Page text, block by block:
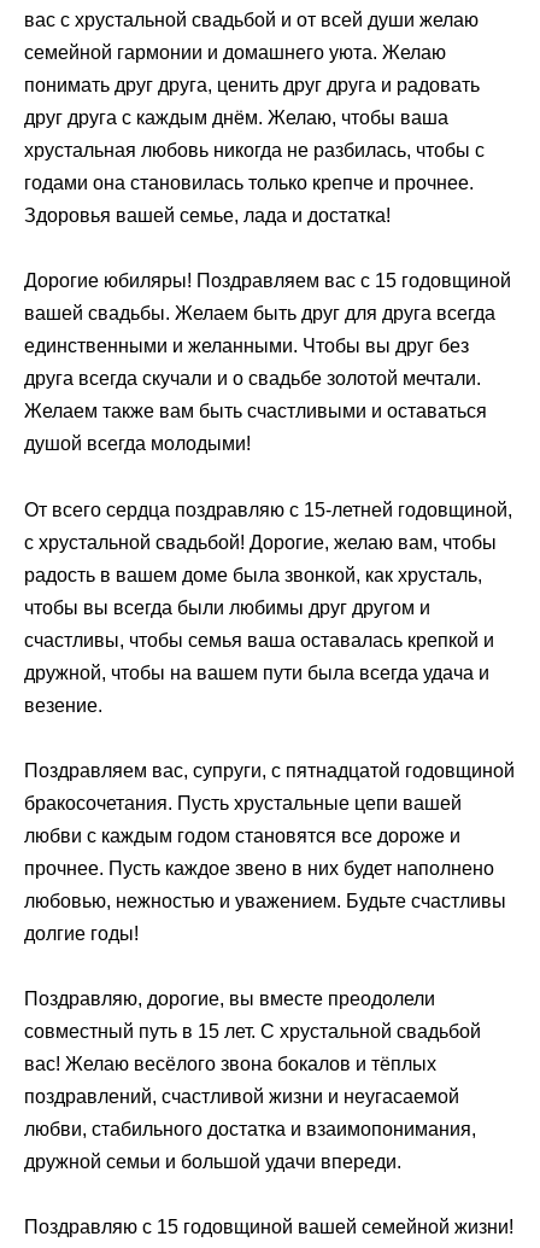
вас с хрустальной свадьбой и от всей души желаю
семейной гармонии и домашнего уюта. Желаю
понимать друг друга, ценить друг друга и радовать
друг друга с каждым днём. Желаю, чтобы ваша
хрустальная любовь никогда не разбилась, чтобы с
годами она становилась только крепче и прочнее.
Здоровья вашей семье, лада и достатка!
Дорогие юбиляры! Поздравляем вас с 15 годовщиной
вашей свадьбы. Желаем быть друг для друга всегда
единственными и желанными. Чтобы вы друг без
друга всегда скучали и о свадьбе золотой мечтали.
Желаем также вам быть счастливыми и оставаться
душой всегда молодыми!
От всего сердца поздравляю с 15-летней годовщиной,
с хрустальной свадьбой! Дорогие, желаю вам, чтобы
радость в вашем доме была звонкой, как хрусталь,
чтобы вы всегда были любимы друг другом и
счастливы, чтобы семья ваша оставалась крепкой и
дружной, чтобы на вашем пути была всегда удача и
везение.
Поздравляем вас, супруги, с пятнадцатой годовщиной
бракосочетания. Пусть хрустальные цепи вашей
любви с каждым годом становятся все дороже и
прочнее. Пусть каждое звено в них будет наполнено
любовью, нежностью и уважением. Будьте счастливы
долгие годы!
Поздравляю, дорогие, вы вместе преодолели
совместный путь в 15 лет. С хрустальной свадьбой
вас! Желаю весёлого звона бокалов и тёплых
поздравлений, счастливой жизни и неугасаемой
любви, стабильного достатка и взаимопонимания,
дружной семьи и большой удачи впереди.
Поздравляю с 15 годовщиной вашей семейной жизни!